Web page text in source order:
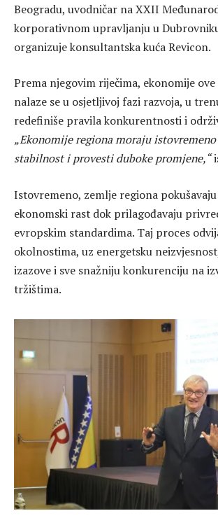
Beogradu, uvodničar na XXII
korporativnom upravljanju u
organizuje konsultantska kuća Revicon.
Prema njegovim riječima, ekonomije
nalaze se u osjetljivoj fazi razvoja, u
redefiniše pravila konkurentnosti i
„Ekonomije regiona moraju
stabilnost i provesti duboke promjene,“
Istovremeno, zemlje regiona
ekonomski rast dok prilagođavaju
evropskim standardima. Taj proces
okolnostima, uz energetsku
izazove i sve snažniju konkurenciju na
tržištima.